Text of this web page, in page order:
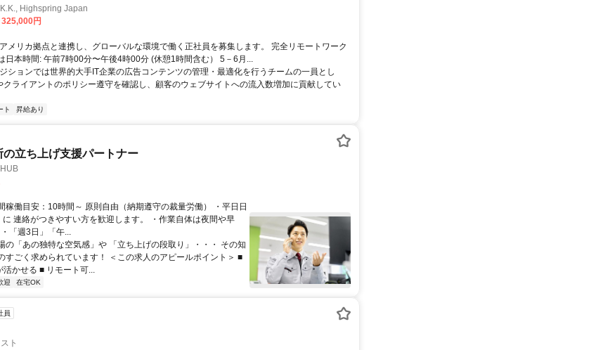
Highspring Japan
円
メリカ拠点と連携し、グローバルな環境で働く正社員を募集します。 完全リモートワーク
日本時間: 午前7時00分〜午後4時00分 (休憩1時間含む） 5－6月...
ションでは世界的大手IT企業の広告コンテンツの管理・最適化を行うチームの一員とし
クライアントのポリシー遵守を確認し、顧客のウェブサイトへの流入数増加に貢献してい
ト 昇給あり
立ち上げ支援パートナー
稼働目安：10時間～ 原則自由（納期遵守の裁量労働） ・平日日
連絡がつきやすい方を歓迎します。 ・作業自体は夜間や早
「週3日」「午...
の「あの独特な空気感」や 「立ち上げの段取り」・・・ その知
すごく求められています！ ＜この求人のアピールポイント＞ ■
活かせる ■ リモート可...
迎 在宅OK
員
ト